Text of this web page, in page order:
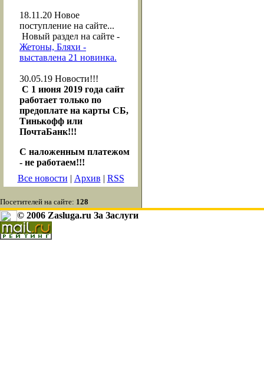
18.11.20 Новое
поступление на сайте...
Новый раздел на сайте -
Жетоны, Бляхи -
выставлена 21 новинка.
30.05.19 Новости!!!
С 1 июня 2019 года сайт
работает только по
предоплате на карты СБ,
Тинькофф или
ПочтаБанк!!!
С наложенным платежом
- не работаем!!!
Все новости | Архив | RSS
Посетителей на сайте: 128
© 2006 Zasluga.ru За Заслуги